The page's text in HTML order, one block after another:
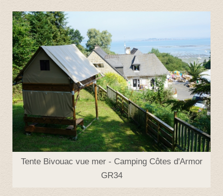
Tente Bivouac vue mer - Camping Côtes d'Armor
GR34